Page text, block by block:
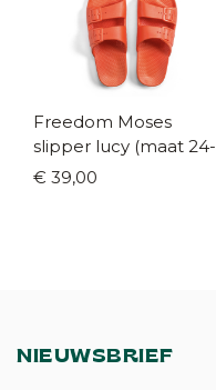
Freedom Moses
slipper lucy (maat 24-
43)
€ 39,00
NIEUWSBRIEF